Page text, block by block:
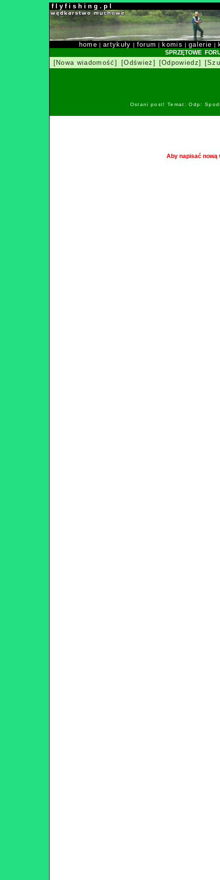
f l y f i s h i n g . p l
home |artykuły | forum | komis |galerie |
SPRZĘTOWE
[Nowa wiadomość] [Odśwież] [Odpowiedz]
Ostani post! Temat: Odp:
Aby napisać nową